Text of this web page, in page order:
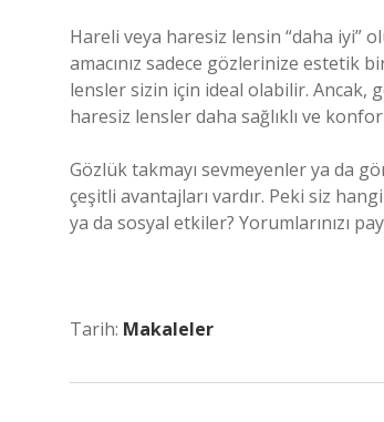
Hareli veya haresiz lensin “daha iyi”
amacınız sadece gözlerinize estetik
lensler sizin için ideal olabilir. Ancak,
haresiz lensler daha sağlıklı ve
Gözlük takmayı sevmeyenler ya da
çeşitli avantajları vardır. Peki siz
ya da sosyal etkiler? Yorumlarınızı
Tarih: Makaleler